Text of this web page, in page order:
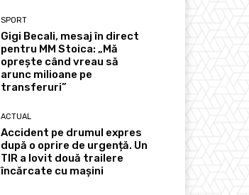
SPORT
Gigi Becali, mesaj în direct
pentru MM Stoica: „Mă
oprește când vreau să
arunc milioane pe
transferuri”
ACTUAL
Accident pe drumul expres
după o oprire de urgență. Un
TIR a lovit două trailere
încărcate cu mașini